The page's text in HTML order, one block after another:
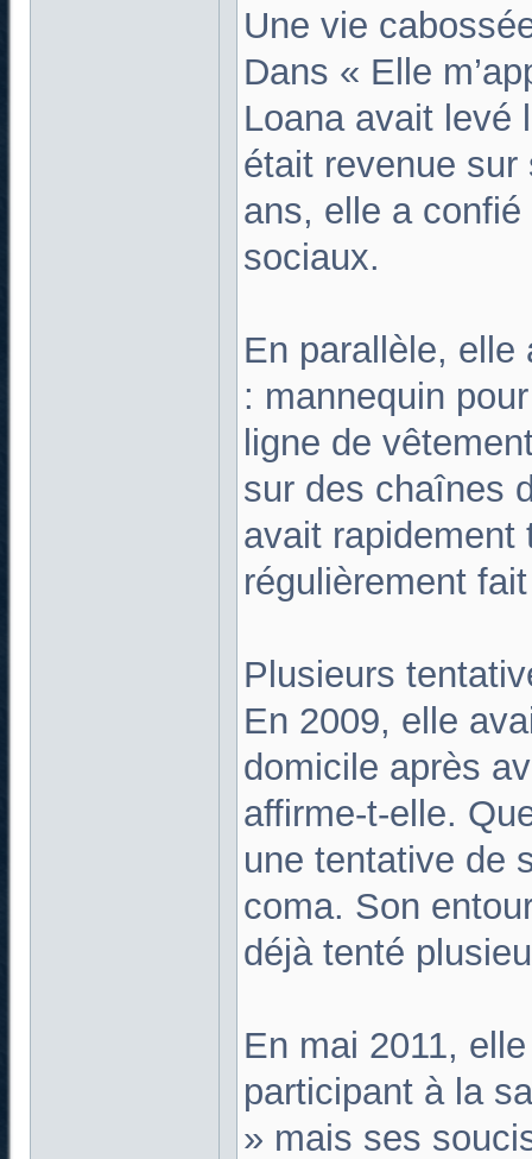
Une vie
Dans « Elle
Loana avait levé
était revenue sur
ans, elle a
sociaux.
En parallèle, elle
: mannequin
ligne de
sur des chaînes
avait rapidement
régulièrement
Plusieurs
En 2009, elle
domicile après
affirme-t-elle.
une tentative de
coma. Son
déjà tenté
En mai 2011,
participant à la
» mais ses